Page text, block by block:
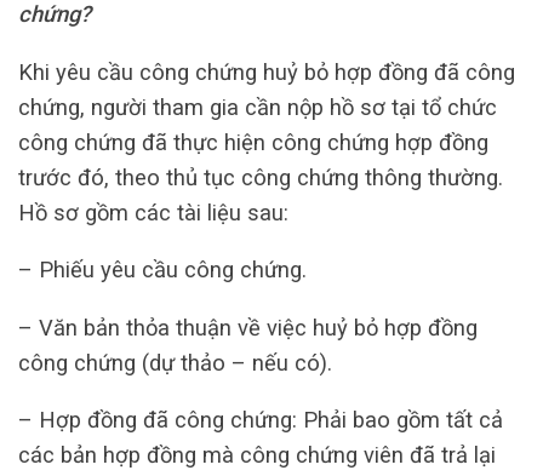
chứng?
Khi yêu cầu công chứng huỷ bỏ hợp đồng đã công
chứng, người tham gia cần nộp hồ sơ tại tổ chức
công chứng đã thực hiện công chứng hợp đồng
trước đó, theo thủ tục công chứng thông thường.
Hồ sơ gồm các tài liệu sau:
– Phiếu yêu cầu công chứng.
– Văn bản thỏa thuận về việc huỷ bỏ hợp đồng
công chứng (dự thảo – nếu có).
– Hợp đồng đã công chứng: Phải bao gồm tất cả
các bản hợp đồng mà công chứng viên đã trả lại